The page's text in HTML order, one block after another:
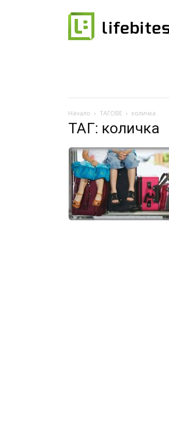
Начало ТАГОВЕ количка
ТАГ: количка